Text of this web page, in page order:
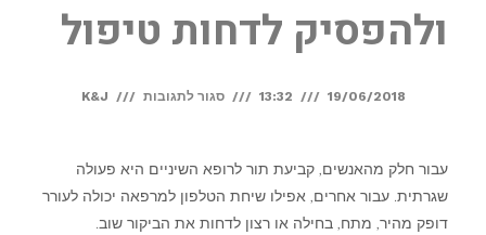
ולהפסיק לדחות טיפול
19/06/2018
13:32 סגור לתגובות על
שיניים:
איך
K&J
עבור חלק מהאנשים, קביעת תור לרופא השיניים היא פעולה
שגרתית. עבור אחרים, אפילו שיחת הטלפון למרפאה יכולה לעורר
דופק מהיר, מתח, בחילה או רצון לדחות את הביקור שוב.